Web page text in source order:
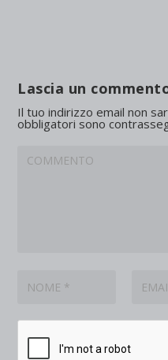
Lascia un
Il tuo indirizzo email non
obbligatori sono